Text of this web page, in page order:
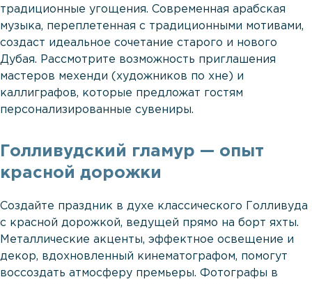
традиционные угощения. Современная арабская
музыка, переплетенная с традиционными мотивами,
создаст идеальное сочетание старого и нового
Дубая. Рассмотрите возможность приглашения
мастеров мехенди (художников по хне) и
каллиграфов, которые предложат гостям
персонализированные сувениры.
Голливудский гламур — опыт
красной дорожки
Создайте праздник в духе классического Голливуда
с красной дорожкой, ведущей прямо на борт яхты.
Металлические акценты, эффектное освещение и
декор, вдохновленный кинематографом, помогут
воссоздать атмосферу премьеры. Фотографы в